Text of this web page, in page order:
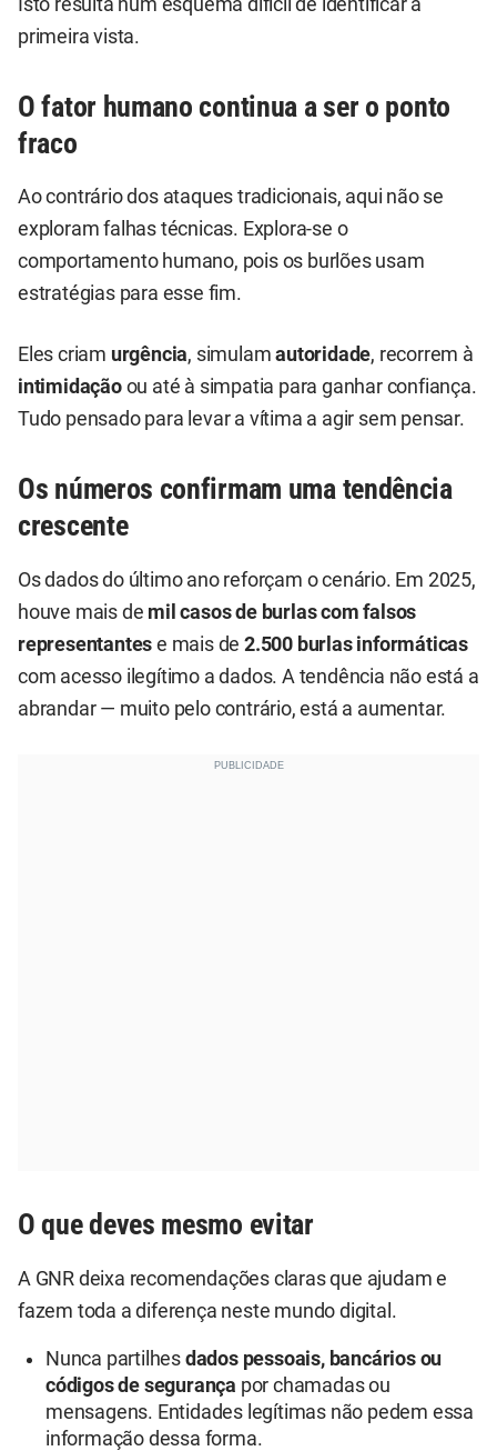
primeira vista.
O fator humano continua a ser o ponto
fraco
Ao contrário dos ataques tradicionais, aqui não se
exploram falhas técnicas. Explora-se o
comportamento humano, pois os burlões usam
estratégias para esse fim.
Eles criam urgência, simulamautoridade, recorrem à
intimidaçãoou até à simpatia para ganhar confiança.
Tudo pensado para levar a vítima a agir sem pensar.
Os números confirmam uma tendência
crescente
Os dados do último ano reforçam o cenário. Em 2025,
houve mais de mil casos de burlas com falsos
representantes e mais de2.500 burlas informáticas
com acesso ilegítimo a dados. A tendência não está a
abrandar — muito pelo contrário, está a aumentar.
O que deves mesmo evitar
A GNR deixa recomendações claras que ajudam e
fazem toda a diferença neste mundo digital.
Nunca partilhes dados pessoais, bancários ou
códigos de segurança por chamadas ou
mensagens. Entidades legítimas não pedem essa
informação dessa forma.